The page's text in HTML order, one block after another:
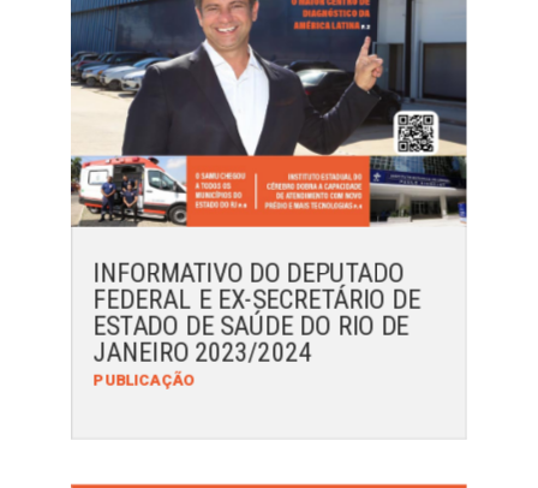
INFORMATIVO DO DEPUTADO
FEDERAL E EX-SECRETÁRIO DE
ESTADO DE SAÚDE DO RIO DE
JANEIRO 2023/2024
PUBLICAÇÃO